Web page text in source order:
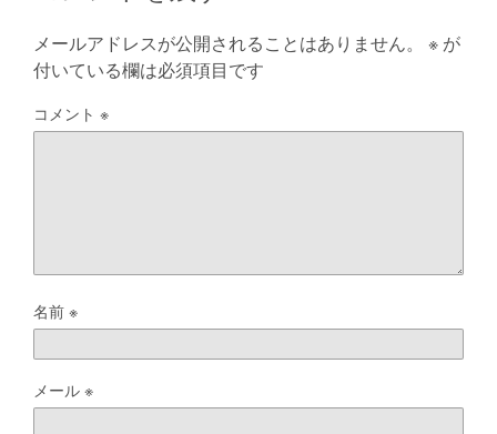
メールアドレスが公開されることはありません。 ※ が
付いている欄は必須項目です
コメント ※
名前※
メール※